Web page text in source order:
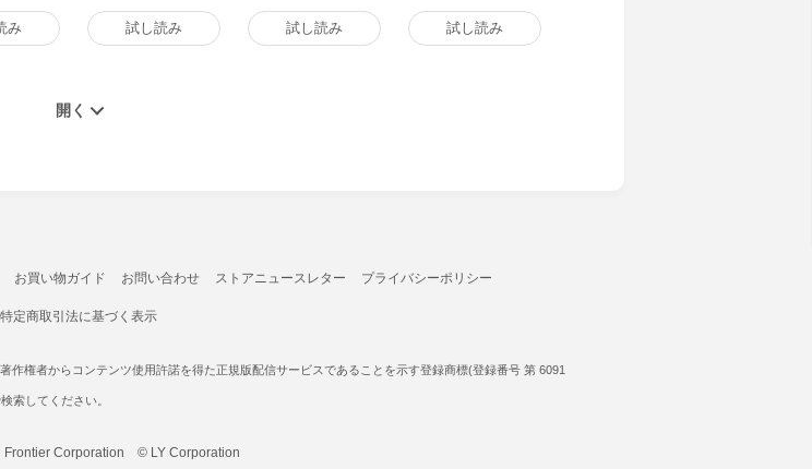
み 試し読み 試し読み 試し読み
お買い物ガイド お問い合わせ ストアニュースレター プライバシーポリシー
特定商取引法に基づく表示
作権者からコンテンツ使用許諾を得た正規版配信サービスであることを示す登録商標(登録番号 第 6091
索してください。
Frontier Corporation © LY Corporation